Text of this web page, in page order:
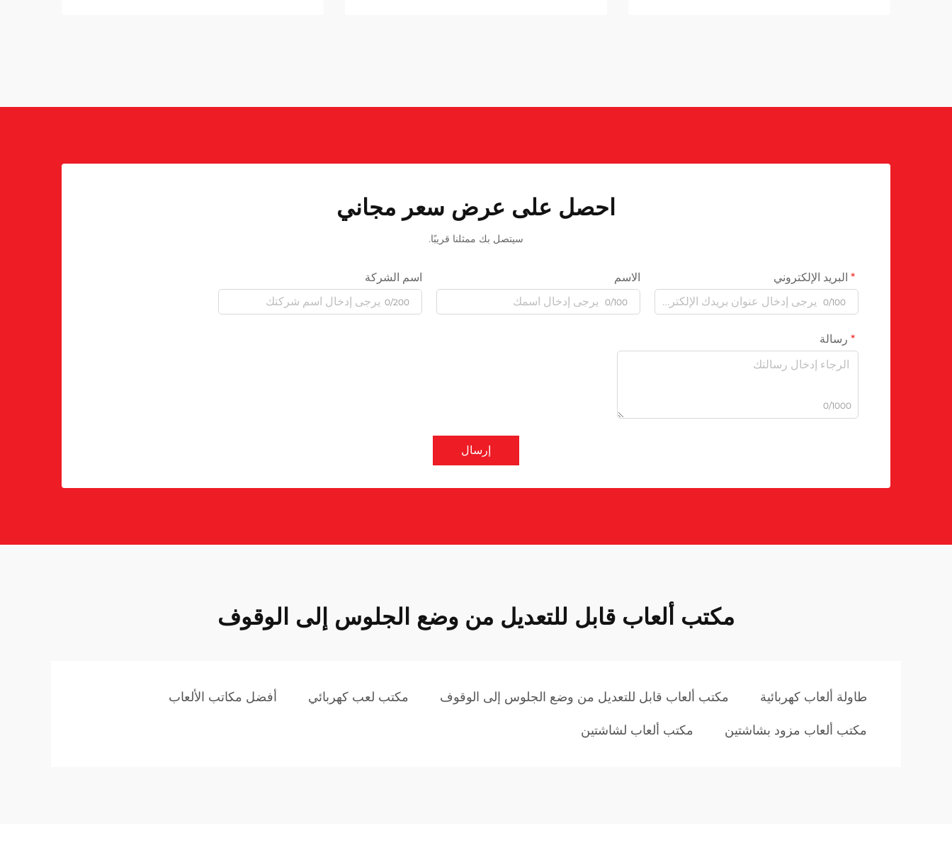
احصل على عرض سعر مجاني
سيتصل بك ممثلنا قريبًا.
البريد الإلكتروني
0/100
الاسم
0/100
اسم الشركة
0/200
رسالة
0/1000
إرسال
مكتب ألعاب قابل للتعديل من وضع الجلوس إلى الوقوف
طاولة ألعاب كهربائية مكتب ألعاب قابل للتعديل من وضع الجلوس إلى الوقوف مكتب لعب كهربائي أفضل مكاتب الألعاب
مكتب ألعاب مزود بشاشتين مكتب ألعاب لشاشتين